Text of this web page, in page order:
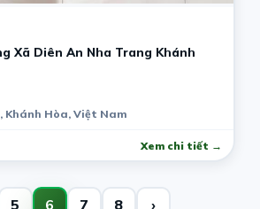
Xã Diên An Nha Trang Khánh
Khánh Hòa, Việt Nam
Xem chi tiết →
5 6 7 8 ›